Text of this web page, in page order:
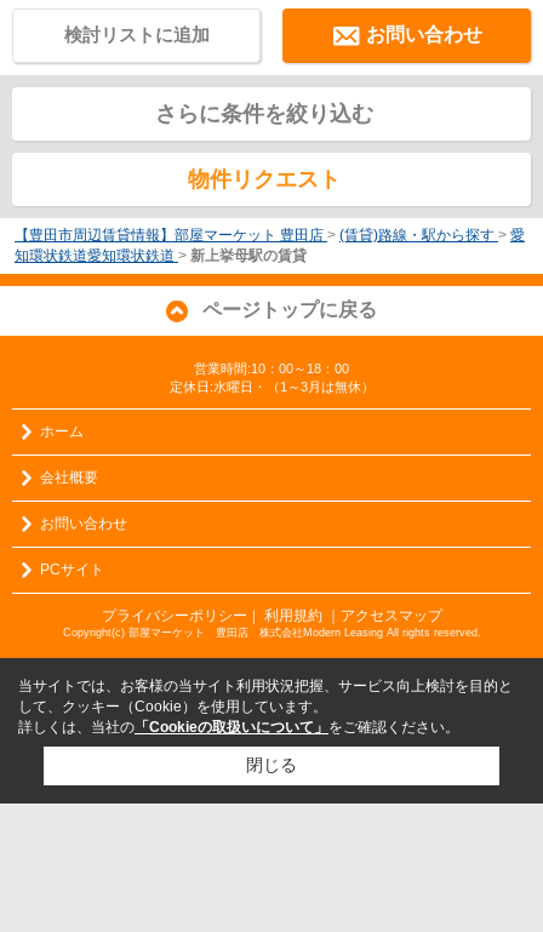
お問い合わせ
検討リストに追加
さらに条件を絞り込む
物件リクエスト
【豊田市周辺賃貸情報】部屋マーケット 豊田店 > (賃貸)路線・駅から探す > 愛
知環状鉄道愛知環状鉄道 > 新上挙母駅の賃貸
ページトップに戻る
営業時間:10：00～18：00
定休日:水曜日・（1～3月は無休）
ホーム
会社概要
お問い合わせ
PCサイト
プライバシーポリシー ｜ 利用規約 ｜アクセスマップ
Copyright(c) 部屋マーケット 豊田店 株式会社Modern Leasing All rights reserved.
当サイトでは、お客様の当サイト利用状況把握、サービス向上検討を目的と
して、クッキー（Cookie）を使用しています。
詳しくは、当社の 「Cookieの取扱いについて」 をご確認ください。
閉じる